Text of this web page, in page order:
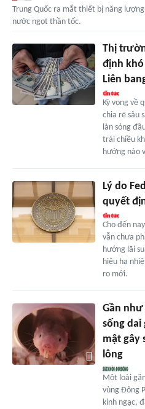
Trung Quốc ra mắt thiết bị năng
nước ngọt thần tốc.
Thị
định
Liên
Kỳ vọng về
chia rẽ sâu
làn sóng
trái chiều
hướng nào
Lý do
quyết
Cho đến
vẫn chưa
hướng lãi
hiệu hạ
ro mới.
Gần
sống dai
mật gây
lông
Một loài
vùng Đông
kinh ngạc,